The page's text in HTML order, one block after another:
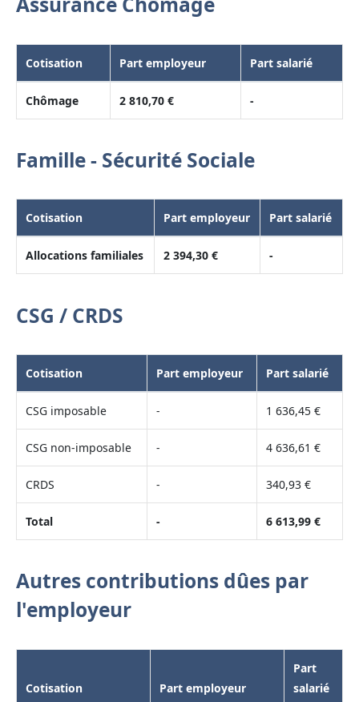
Cotisation Part employeur Part salarié
Chômage 2 810,70 € -
Famille - Sécurité Sociale
Cotisation Part employeur Part salarié
Allocations familiales 2 394,30 € -
CSG / CRDS
Cotisation Part employeur Part salarié
CSG imposable - 1 636,45 €
CSG non-imposable - 4 636,61 €
CRDS - 340,93 €
Total - 6 613,99 €
Autres contributions dûes par
l'employeur
Cotisation Part employeur
Part
salarié